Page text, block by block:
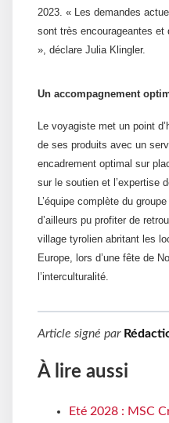
2023. « Les demandes
sont très encourageantes et
», déclare Julia Klingler.
Un accompagnement
Le voyagiste met un point
de ses produits avec un
encadrement optimal sur
sur le soutien et l’expertise
L’équipe complète du
d’ailleurs pu profiter de
village tyrolien abritant les
Europe, lors d’une fête de
l’interculturalité.
Article signé par
À lire aussi
Eté 2028 : MSC